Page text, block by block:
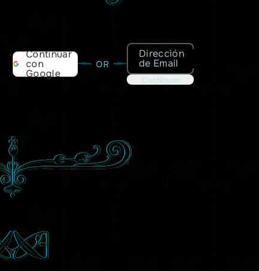
Continuar
con
Google
OR
Dirección
de Email
Continuar